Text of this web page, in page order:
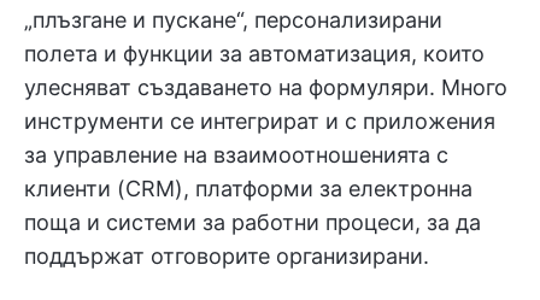
„плъзгане и пускане“, персонализирани
полета и функции за автоматизация, които
улесняват създаването на формуляри. Много
инструменти се интегрират и с приложения
за управление на взаимоотношенията с
клиенти (CRM), платформи за електронна
поща и системи за работни процеси, за да
поддържат отговорите организирани.